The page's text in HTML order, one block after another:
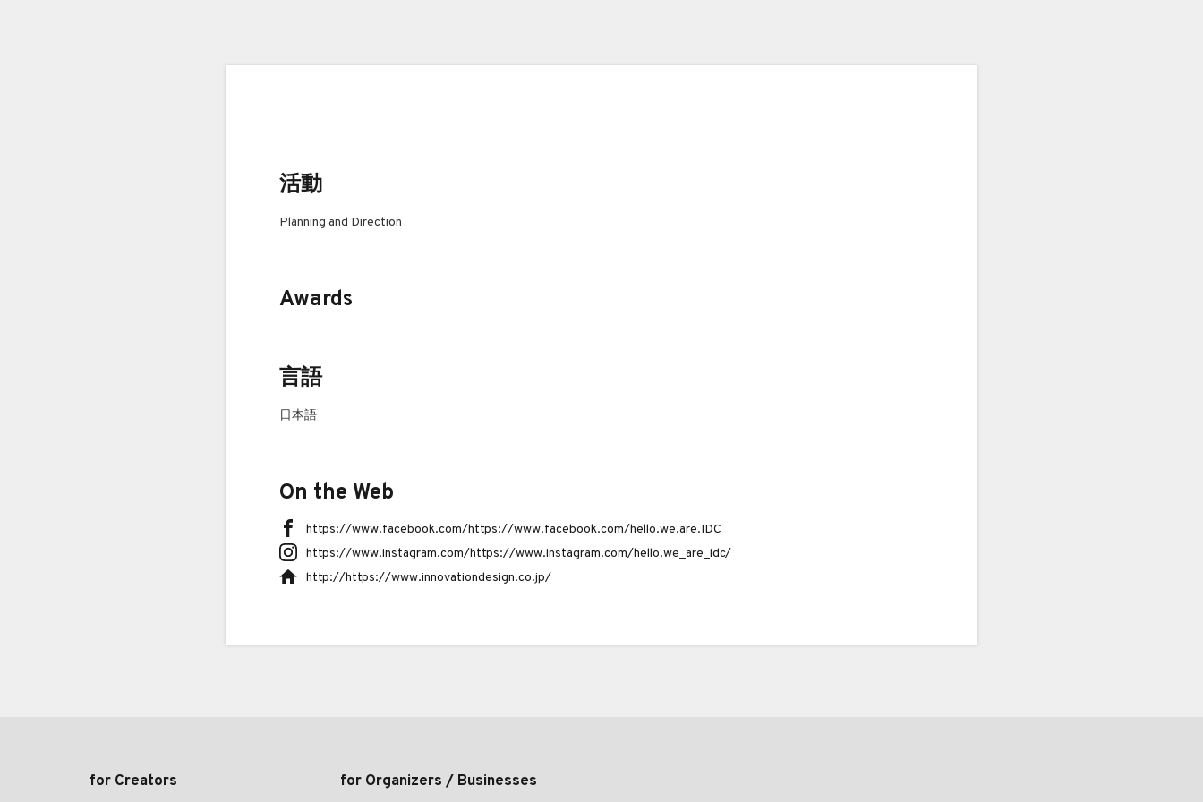
活動
Planning and Direction
Awards
言語
日本語
On the Web
https://www.facebook.com/https://www.facebook.com/hello.we.are.IDC
https://www.instagram.com/https://www.instagram.com/hello.we_are_idc/
http://https://www.innovationdesign.co.jp/
for Creators for Organizers / Businesses